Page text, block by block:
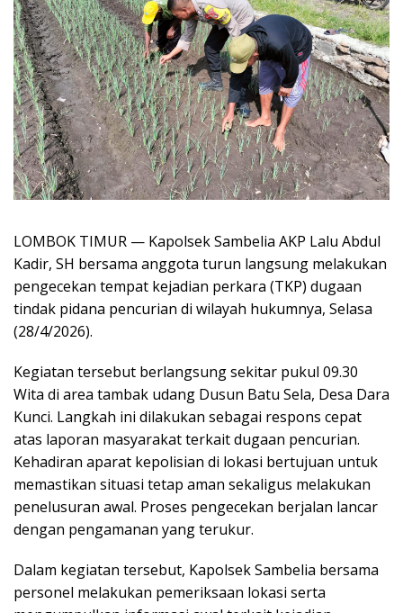
LOMBOK TIMUR — Kapolsek Sambelia AKP Lalu Abdul
Kadir, SH bersama anggota turun langsung melakukan
pengecekan tempat kejadian perkara (TKP) dugaan
tindak pidana pencurian di wilayah hukumnya, Selasa
(28/4/2026).
Kegiatan tersebut berlangsung sekitar pukul 09.30
Wita di area tambak udang Dusun Batu Sela, Desa Dara
Kunci. Langkah ini dilakukan sebagai respons cepat
atas laporan masyarakat terkait dugaan pencurian.
Kehadiran aparat kepolisian di lokasi bertujuan untuk
memastikan situasi tetap aman sekaligus melakukan
penelusuran awal. Proses pengecekan berjalan lancar
dengan pengamanan yang terukur.
Dalam kegiatan tersebut, Kapolsek Sambelia bersama
personel melakukan pemeriksaan lokasi serta